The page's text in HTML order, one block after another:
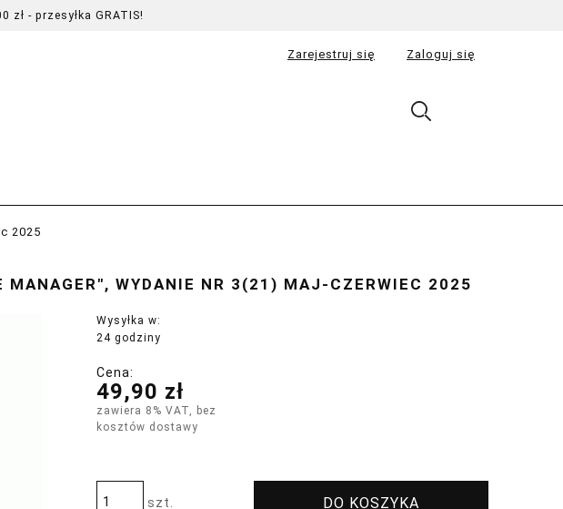
zł - przesyłka GRATIS!
Zarejestruj się Zaloguj się
2025
MANAGER", WYDANIE NR 3(21) MAJ-CZERWIEC 2025
Wysyłka w:
24 godziny
Cena:
49,90 zł
zawiera 8% VAT, bez
kosztów dostawy
szt. DO KOSZYKA